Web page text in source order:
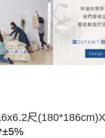
尺
±5%